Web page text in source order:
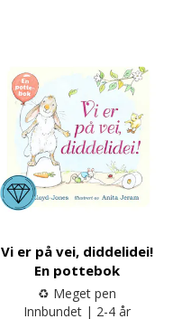
Vi er på vei, diddelidei!
En pottebok
♻️ Meget pen
Innbundet | 2-4 år